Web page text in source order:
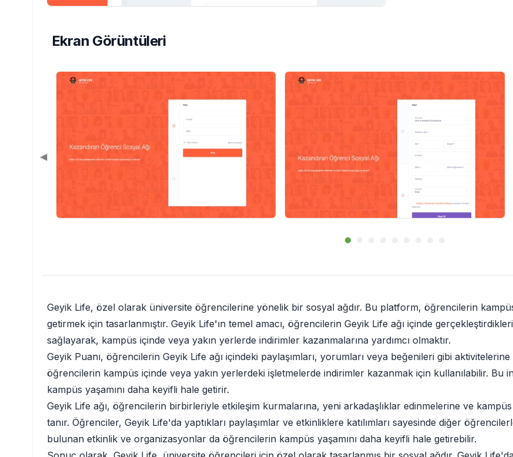
Ekran Görüntüleri
◀
Geyik Life, özel olarak üniversite öğrencilerine yönelik bir sosyal ağdır. Bu platform, öğrencilerin
getirmek için tasarlanmıştır. Geyik Life'ın temel amacı, öğrencilerin Geyik Life ağı içinde
sağlayarak, kampüs içinde veya yakın yerlerde indirimler kazanmalarına yardımcı olmaktır.
Geyik Puanı, öğrencilerin Geyik Life ağı içindeki paylaşımları, yorumları veya beğenileri gibi
öğrencilerin kampüs içinde veya yakın yerlerdeki işletmelerde indirimler kazanmak için kullanılabilir. Bu
kampüs yaşamını daha keyifli hale getirir.
Geyik Life ağı, öğrencilerin birbirleriyle etkileşim kurmalarına, yeni arkadaşlıklar edinmelerine ve
tanır. Öğrenciler, Geyik Life'da yaptıkları paylaşımlar ve etkinliklere katılımları sayesinde diğer
bulunan etkinlik ve organizasyonlar da öğrencilerin kampüs yaşamını daha keyifli hale getirebilir.